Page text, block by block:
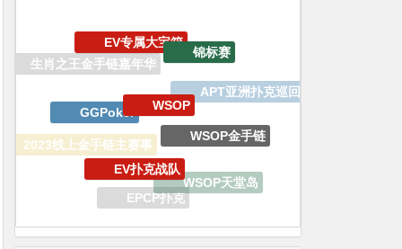
EV扑克
百W赏金猎人大奖赛
GGPoker
WSOP
WSOP金手链
WSOP天堂岛
EPCP扑克
EV扑克战队